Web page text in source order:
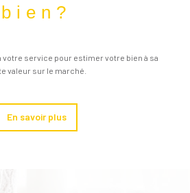
bien?
votre service pour estimer votre bien à sa
valeur sur le marché.
En savoir plus